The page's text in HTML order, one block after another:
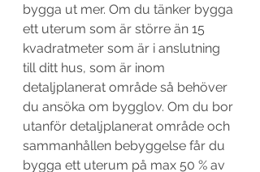
bygga ut mer. Om du tänker bygga
ett uterum som är större än 15
kvadratmeter som är i anslutning
till ditt hus, som är inom
detaljplanerat område så behöver
du ansöka om bygglov. Om du bor
utanför detaljplanerat område och
sammanhållen bebyggelse får du
bygga ett uterum på max 50 % av